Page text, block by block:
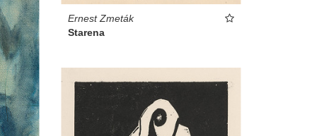
Ernest Zmeták
Starena